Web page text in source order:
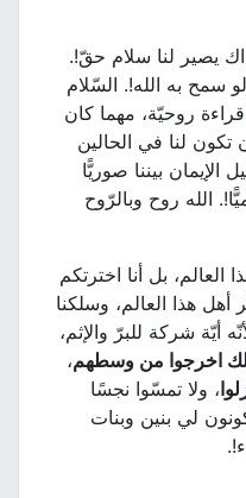
لنا سلام حقّ!.
به الله!. السّلام
روحيّة، مهما كان
لنا في الحالين
بيننا صوريًّا
الله روح وبالرّوح
بل أنا اخترتكم
هذا العالم، وسلكنا
شركة للبرّ والإثم،
اخرجوا من وسطهم،
، ولا تمسّوا نجسًا
لي بنين وبنات